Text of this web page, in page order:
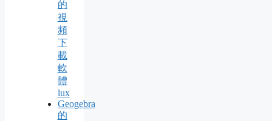
的
視
頻
下
載
軟
體
lux
Geogebra
的